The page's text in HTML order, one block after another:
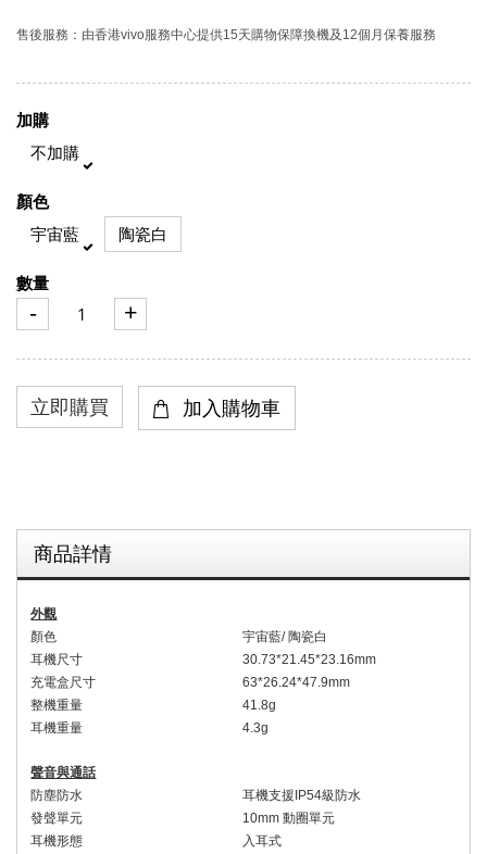
售後服務：由香港vivo服務中心提供15天購物保障換機及12個月保養服務
加購
不加購
顏色
宇宙藍
陶瓷白
數量
- +
商品詳情
外觀
顏色
宇宙藍/陶瓷白
耳機尺寸
30.73*21.45*23.16mm
充電盒尺寸
63*26.24*47.9mm
整機重量
41.8g
耳機重量
4.3g
聲音與通話
防塵防水
耳機支援IP54級防水
發聲單元
10mm動圈單元
耳機形態
入耳式